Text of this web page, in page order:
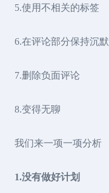
5.使用不相关的标签
6.在评论部分保持沉默
7.删除负面评论
8.变得无聊
我们来一项一项分析
1.没有做好计划